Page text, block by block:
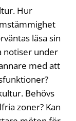
Hur
läsa sin
notiser under
med att
Behövs
zoner? Kan